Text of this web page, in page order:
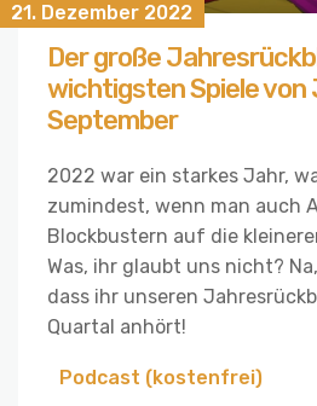
21. Dezember 2022
Der große
wichtigsten Spiele von
September
2022 war ein starkes Jahr,
zumindest, wenn man auch
Blockbustern auf die
Was, ihr glaubt uns nicht?
dass ihr unseren
Quartal anhört!
Podcast (kostenfrei)